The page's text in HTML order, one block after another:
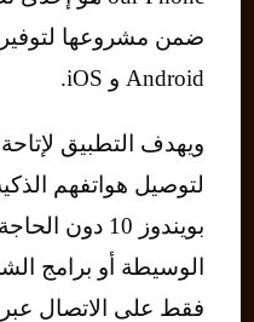
ضمن مشروعها
Android و iOS.
ويهدف التطبيق
لتوصيل هواتفهم
بويندوز 10
الوسيطة أو برامج
فقط على الاتصال عبر